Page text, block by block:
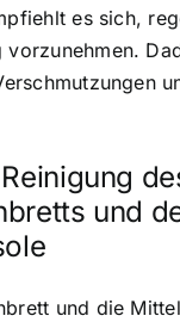
es sich,
vorzunehmen.
und
und die